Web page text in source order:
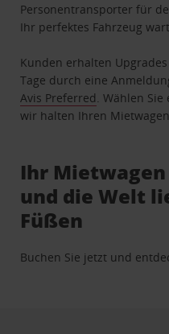
Personentransporter für
Ihr perfektes Fahrzeug
Kunden erhalten
Tage durch eine
Avis Preferred . Wählen
wir halten Ihren
Ihr
und die Welt
Füßen
Buchen Sie jetzt und